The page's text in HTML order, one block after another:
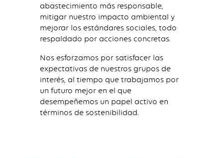
abastecimiento más responsable,
mitigar nuestro impacto ambiental y
mejorar los estándares sociales, todo
respaldado por acciones concretas.
Nos esforzamos por satisfacer las
expectativas de nuestros grupos de
interés, al tiempo que trabajamos por
un futuro mejor en el que
desempeñemos un papel activo en
términos de sostenibilidad.